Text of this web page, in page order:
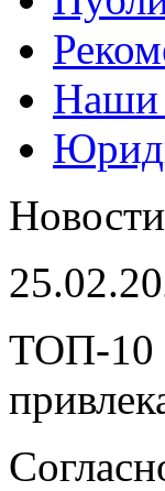
Наши
Новости
ТОП-10